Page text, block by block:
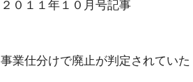
２０１１年１０月号記事
事業仕分けで廃止が判定されてい